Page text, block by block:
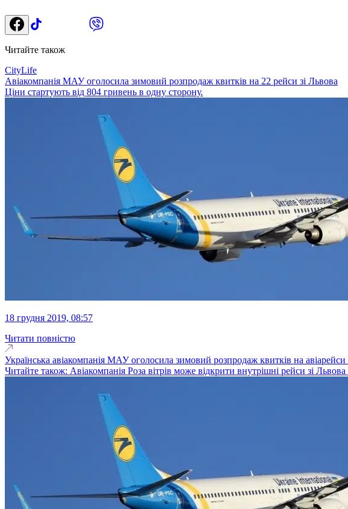
Читайте також
CityLife
Авіакомпанія МАУ оголосила зимовий розпродаж квитків на 22 рейси зі Львова
Ціни стартують від 804 гривень в одну сторону.
18 грудня 2019, 08:57
Читати повністю
Українська авіакомпанія МАУ оголосила зимовий розпродаж квитків на
Читайте також: Авіакомпанія Роза вітрів може відкрити внутрішні рейси зі